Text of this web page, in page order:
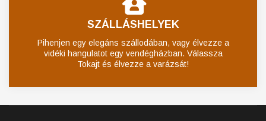
SZÁLLÁSHELYEK
Pihenjen egy elegáns szállodában, vagy élvezze a
vidéki hangulatot egy vendégházban. Válassza
Tokajt és élvezze a varázsát!